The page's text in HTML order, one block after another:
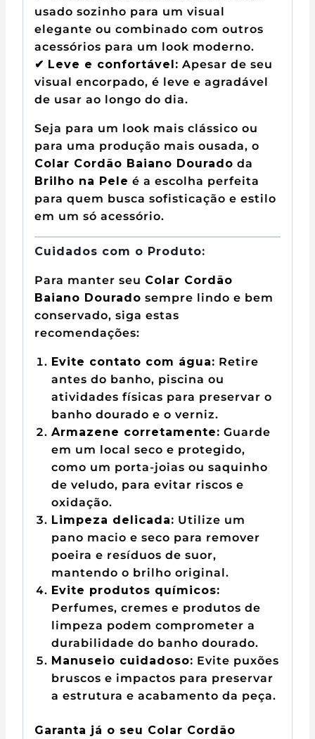
usado sozinho para um visual
elegante ou combinado com outros
acessórios para um look moderno.
✔ Leve e confortável: Apesar de seu
visual encorpado, é leve e agradável
de usar ao longo do dia.
Seja para um look mais clássico ou
para uma produção mais ousada, o
Colar Cordão Baiano Dourado da
Brilho na Pele é a escolha perfeita
para quem busca sofisticação e estilo
em um só acessório.
Cuidados com o Produto:
Para manter seu Colar Cordão
Baiano Dourado sempre lindo e bem
conservado, siga estas
recomendações:
Evite contato com água: Retire
antes do banho, piscina ou
atividades físicas para preservar o
banho dourado e o verniz.
Armazene corretamente: Guarde
em um local seco e protegido,
como um porta-joias ou saquinho
de veludo, para evitar riscos e
oxidação.
Limpeza delicada: Utilize um
pano macio e seco para remover
poeira e resíduos de suor,
mantendo o brilho original.
Evite produtos químicos:
Perfumes, cremes e produtos de
limpeza podem comprometer a
durabilidade do banho dourado.
Manuseio cuidadoso: Evite puxões
bruscos e impactos para preservar
a estrutura e acabamento da peça.
Garanta já o seu Colar Cordão